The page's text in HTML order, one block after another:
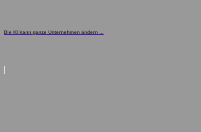
Die KI kann ganze Unternehmen ändern ...